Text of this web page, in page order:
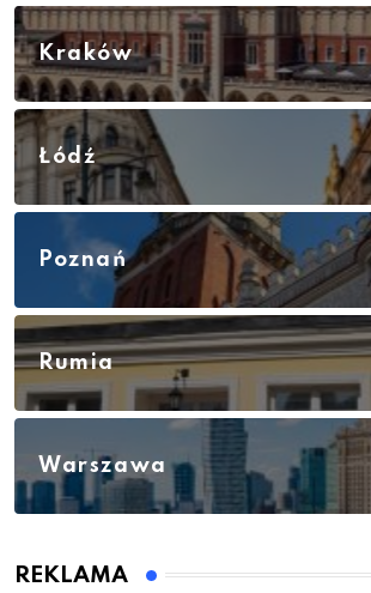
Kraków
Łódź
Poznań
Rumia
Warszawa
REKLAMA